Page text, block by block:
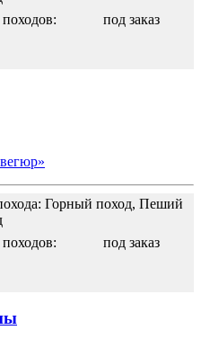
под заказ
Горный поход, Пеший
под заказ